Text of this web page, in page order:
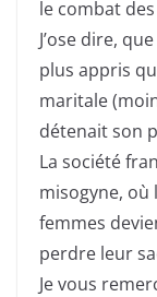
le combat
J’ose dire,
plus appris
maritale
détenait son
La société
misogyne, où
femmes
perdre leur
Je vous